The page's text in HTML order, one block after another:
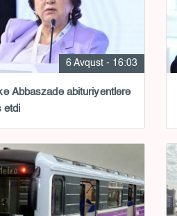
6 Avqust - 16:03
Abbaszadə abituriyentlərə
etdi